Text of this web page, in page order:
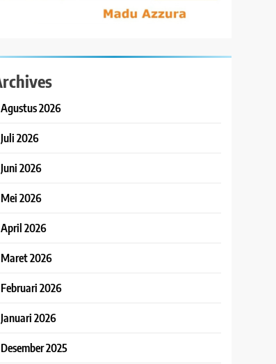
Agustus 2026
Juli 2026
Juni 2026
Mei 2026
April 2026
Maret 2026
Februari 2026
Januari 2026
Desember 2025